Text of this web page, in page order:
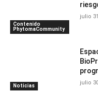
Contenido
PhytomaCommunity
julio
Noticias julio